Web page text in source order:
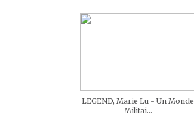
LEGEND, Marie Lu - Un Monde
Militai...